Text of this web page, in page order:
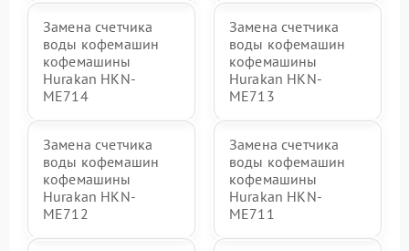
Замена счетчика
воды кофемашин
кофемашины
Hurakan HKN-
ME714
Замена счетчика
воды кофемашин
кофемашины
Hurakan HKN-
ME713
Замена счетчика
воды кофемашин
кофемашины
Hurakan HKN-
ME712
Замена счетчика
воды кофемашин
кофемашины
Hurakan HKN-
ME711